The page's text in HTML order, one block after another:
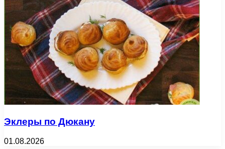
Эклеры по Дюкану
01.08.2026